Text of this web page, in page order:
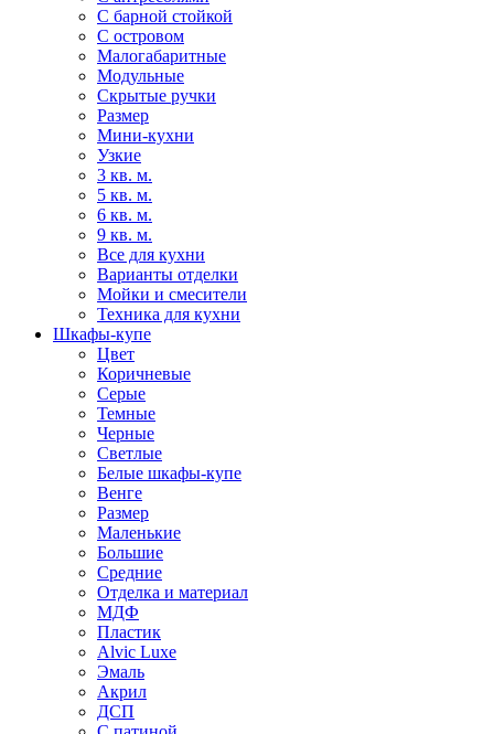
С барной стойкой
С островом
Малогабаритные
Модульные
Скрытые ручки
Размер
Мини-кухни
Узкие
3 кв. м.
5 кв. м.
6 кв. м.
9 кв. м.
Все для кухни
Варианты отделки
Мойки и смесители
Техника для кухни
Шкафы-купе
Цвет
Коричневые
Серые
Темные
Черные
Светлые
Белые шкафы-купе
Венге
Размер
Маленькие
Большие
Средние
Отделка и материал
МДФ
Пластик
Alvic Luxe
Эмаль
Акрил
ДСП